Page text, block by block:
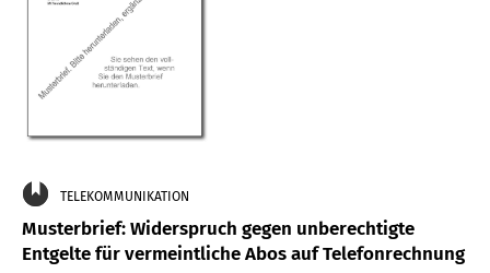
TELEKOMMUNIKATION
Musterbrief: Widerspruch gegen unberechtigte
Entgelte für vermeintliche Abos auf Telefonrechnung